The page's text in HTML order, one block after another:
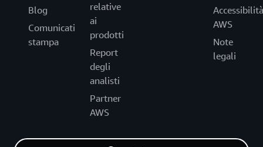
Blog
Comunicati
stampa
relative
ai
prodotti
Report
degli
analisti
Partner
AWS
Accessibilità
AWS
Note
legali